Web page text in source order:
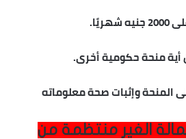
المنحة وإثبات صحة معلوماته
الغير منتظمة من